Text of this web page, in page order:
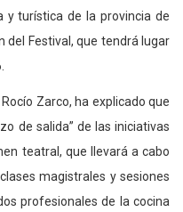
y turística de la provincia de
del Festival, que tendrá lugar
Zarco, ha explicado que
de salida” de las iniciativas
teatral, que llevará a cabo
clases magistrales y sesiones
profesionales de la cocina